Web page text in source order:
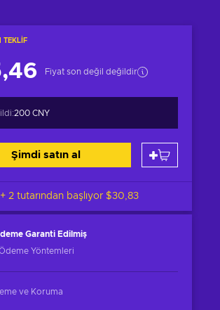
TEKLIF
Fiyat son değil değildir
200 CNY
Şimdi satın al
+ 2 tutarından başlıyor $30,83
Garanti Edilmiş
Yöntemleri
ve Koruma